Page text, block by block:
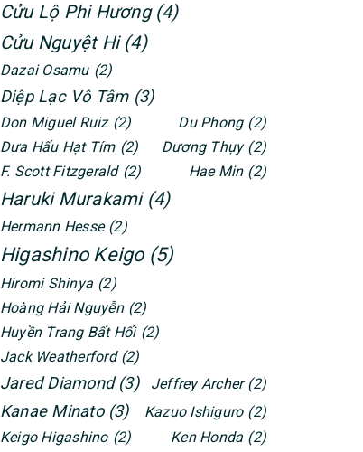
Cửu Lộ Phi Hương (4)
Cửu Nguyệt Hi (4)
Dazai Osamu (2)
Diệp Lạc Vô Tâm (3)
Don Miguel Ruiz (2) Du Phong (2)
Dưa Hấu Hạt Tím (2) Dương Thụy (2)
F. Scott Fitzgerald (2) Hae Min (2)
Haruki Murakami (4)
Hermann Hesse (2)
Higashino Keigo (5)
Hiromi Shinya (2)
Hoàng Hải Nguyễn (2)
Huyền Trang Bất Hối (2)
Jack Weatherford (2)
Jared Diamond (3) Jeffrey Archer (2)
Kanae Minato (3) Kazuo Ishiguro (2)
Keigo Higashino (2) Ken Honda (2)